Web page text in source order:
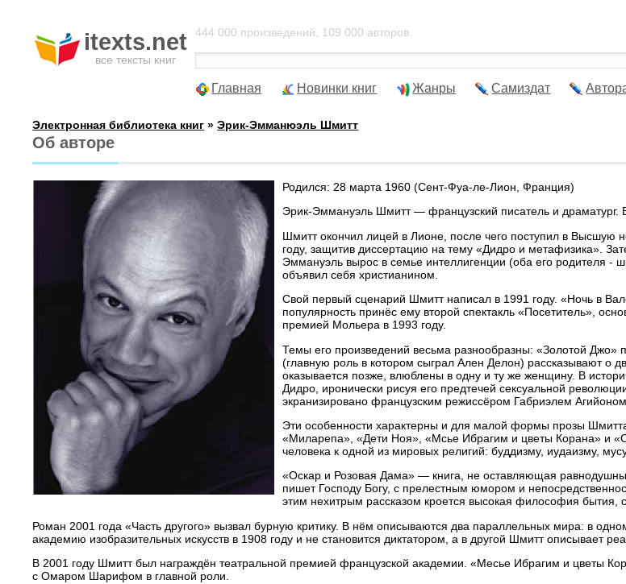
itexts.net
все тексты книг
444 000 произведений, 109 000 авторов.
Главная Новинки книг Жанры Самиздат
Электронная библиотека книг »Эрик-Эмманюэль Шмитт
Об авторе
Родился: 28 марта 1960 (Сент-Фуа-ле-Лион, Франция)
Эрик-Эммануэль Шмитт — французский писатель и
Шмитт окончил лицей в Лионе, после чего поступил в
году, защитив диссертацию на тему «Дидро и метафизика».
Эммануэль вырос в семье интеллигенции (оба его родителя -
объявил себя христианином.
Свой первый сценарий Шмитт написал в 1991 году. «Ночь в
популярность принёс ему второй спектакль «Посетитель»,
премией Мольера в 1993 году.
Темы его произведений весьма разнообразны: «Золотой Джо»
(главную роль в котором сыграл Ален Делон) рассказывают о
оказывается позже, влюблены в одну и ту же женщину. В
Дидро, иронически рисуя его предтечей сексуальной
экранизировано французским режиссёром Габриэлем Агийоном.
Эти особенности характерны и для малой формы прозы
«Миларепа», «Дети Ноя», «Мсье Ибрагим и цветы Корана» и
человека к одной из мировых религий: буддизму, иудаизму,
«Оскар и Розовая Дама» — книга, не оставляющая
пишет Господу Богу, с прелестным юмором и
этим нехитрым рассказом кроется высокая философия бытия,
Роман 2001 года «Часть другого» вызвал бурную критику. В нём описываются два параллельных мира: в
академию изобразительных искусств в 1908 году и не становится диктатором, а в другой Шмитт описывает
В 2001 году Шмитт был награждён театральной премией французской академии. «Месье Ибрагим и цветы
с Омаром Шарифом в главной роли.